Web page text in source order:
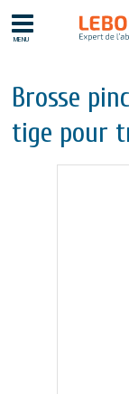
MENU
Brosse
tige pour